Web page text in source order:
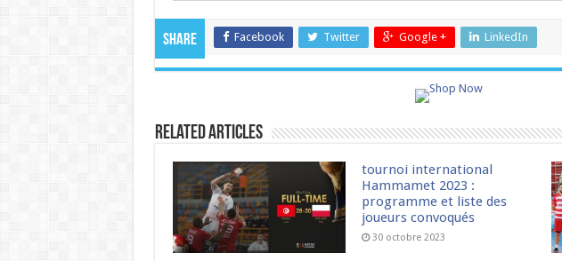
Share Facebook Twitter Google + LinkedIn
Related Articles
tournoi international
Hammamet 2023 :
programme et liste des
joueurs convoqués
30 octobre 2023